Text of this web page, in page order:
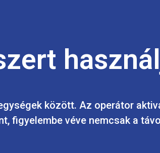
között. Az operátor
figyelembe véve nemcsak a